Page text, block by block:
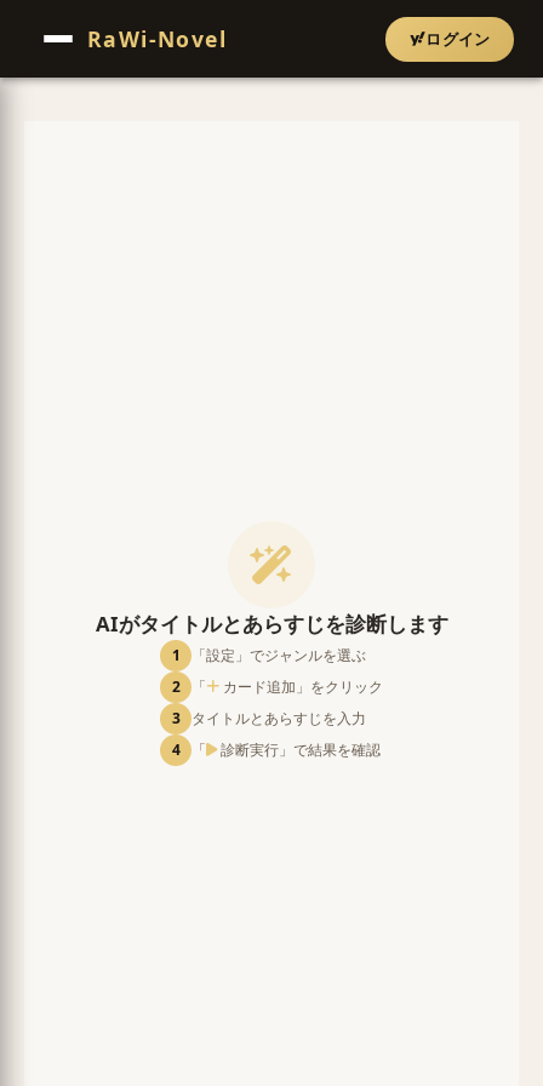
RaWi-Novel ログイン
AIがタイトルとあらすじを診断します
1
「設定」でジャンルを選ぶ
2
「
カード追加」をクリック
3
タイトルとあらすじを入力
4
「 診断実行」で結果を確認